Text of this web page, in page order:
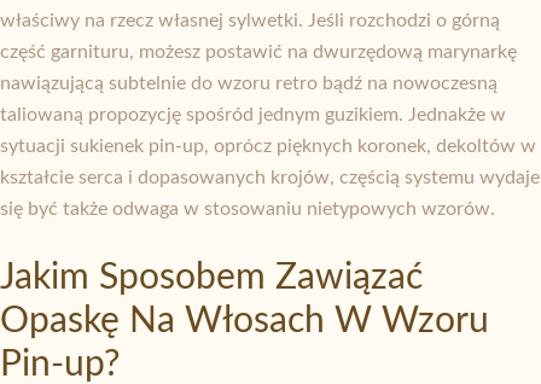
właściwy na rzecz własnej sylwetki. Jeśli rozchodzi o górną
część garnituru, możesz postawić na dwurzędową marynarkę
nawiązującą subtelnie do wzoru retro bądź na nowoczesną
taliowaną propozycję spośród jednym guzikiem. Jednakże w
sytuacji sukienek pin-up, oprócz pięknych koronek, dekoltów w
kształcie serca i dopasowanych krojów, częścią systemu wydaje
się być także odwaga w stosowaniu nietypowych wzorów.
Jakim Sposobem Zawiązać
Opaskę Na Włosach W Wzoru
Pin-up?